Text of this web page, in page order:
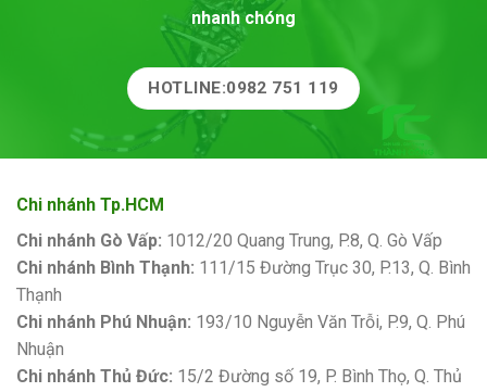
nhanh chóng
HOTLINE:0982 751 119
Chi nhánh Tp.HCM
Chi nhánh Gò Vấp: 1012/20 Quang Trung, P.8, Q. Gò Vấp
Chi nhánh Bình Thạnh: 111/15 Đường Trục 30, P.13, Q. Bình
Thạnh
Chi nhánh Phú Nhuận: 193/10 Nguyễn Văn Trỗi, P.9, Q. Phú
Nhuận
Chi nhánh Thủ Đức: 15/2 Đường số 19, P. Bình Thọ, Q. Thủ